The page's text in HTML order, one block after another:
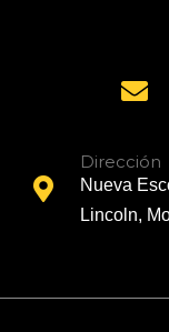
Dirección
Nueva
Lincoln,